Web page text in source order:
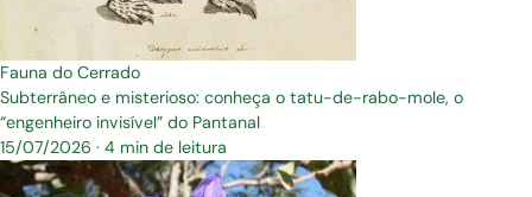
Fauna do Cerrado
Subterrâneo e misterioso: conheça o tatu-de-rabo-mole, o
“engenheiro invisível” do Pantanal
15/07/2026 · 4 min de leitura